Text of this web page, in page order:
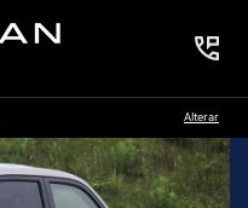
Alterar